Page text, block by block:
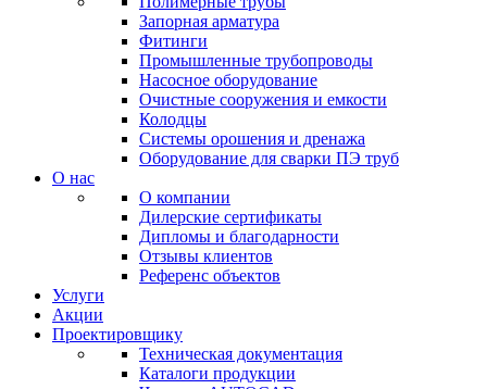
Запорная арматура
Фитинги
Промышленные трубопроводы
Насосное оборудование
Очистные сооружения и емкости
Колодцы
Системы орошения и дренажа
Оборудование для сварки ПЭ труб
О нас
О компании
Дилерские сертификаты
Дипломы и благодарности
Отзывы клиентов
Референс объектов
Услуги
Акции
Проектировщику
Техническая документация
Каталоги продукции